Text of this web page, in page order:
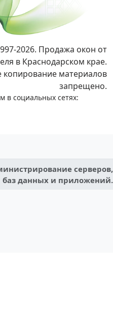
2026. Продажа окон от
в Краснодарском крае.
материалов
запрещено.
в социальных сетях:
серверов,
баз данных и приложений.